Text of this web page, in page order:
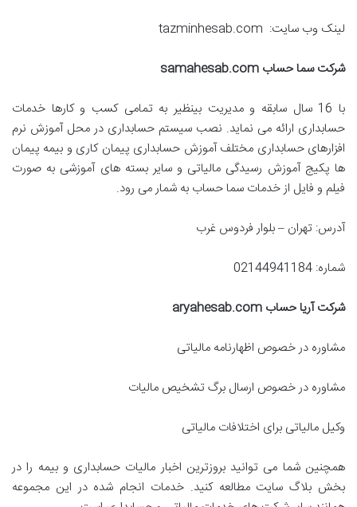
لینک وب سایت: tazminhesab.com
شرکت سما حساب samahesab.com
با 16 سال سابقه و مدیریت بینظیر به تمامی کسب و کارها خدمات
حسابداری ارائه می نماید. نصب سیستم حسابداری در محل آموزش نرم
افزارهای حسابداری مختلف آموزش حسابداری پیمان کاری و بیمه پیمان
ها پکیج آموزش رسیدگی مالیاتی و سایر بسته های آموزشی به صورت
فیلم و فایل از خدمات سما حساب به شمار می رود.
آدرس: تهران – بلوار فردوس غرب
شماره: 02144941184
شرکت آریا حساب aryahesab.com
مشاوره در خصوص اظهارنامه مالیاتی
مشاوره در خصوص ارسال برگ تشخیص مالیات
وکیل مالیاتی برای اختلافات مالیاتی
همچنین شما می توانید بروزترین اخبار مالیات حسابداری و بیمه را در
بخش بلاگ سایت مطالعه کنید. خدمات انجام شده در این مجموعه